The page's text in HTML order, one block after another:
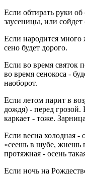
Если обтирать руки об
заусеницы, или сойдет
Если народится много
сено будет дорого.
Если во время святок
во время сенокоса -
наоборот.
Если летом парит в
дождя) - перед грозой.
каркает - тоже.
Если весна холодная -
«сеешь в шубе, жнешь
протяжная - осень
Если ночь на